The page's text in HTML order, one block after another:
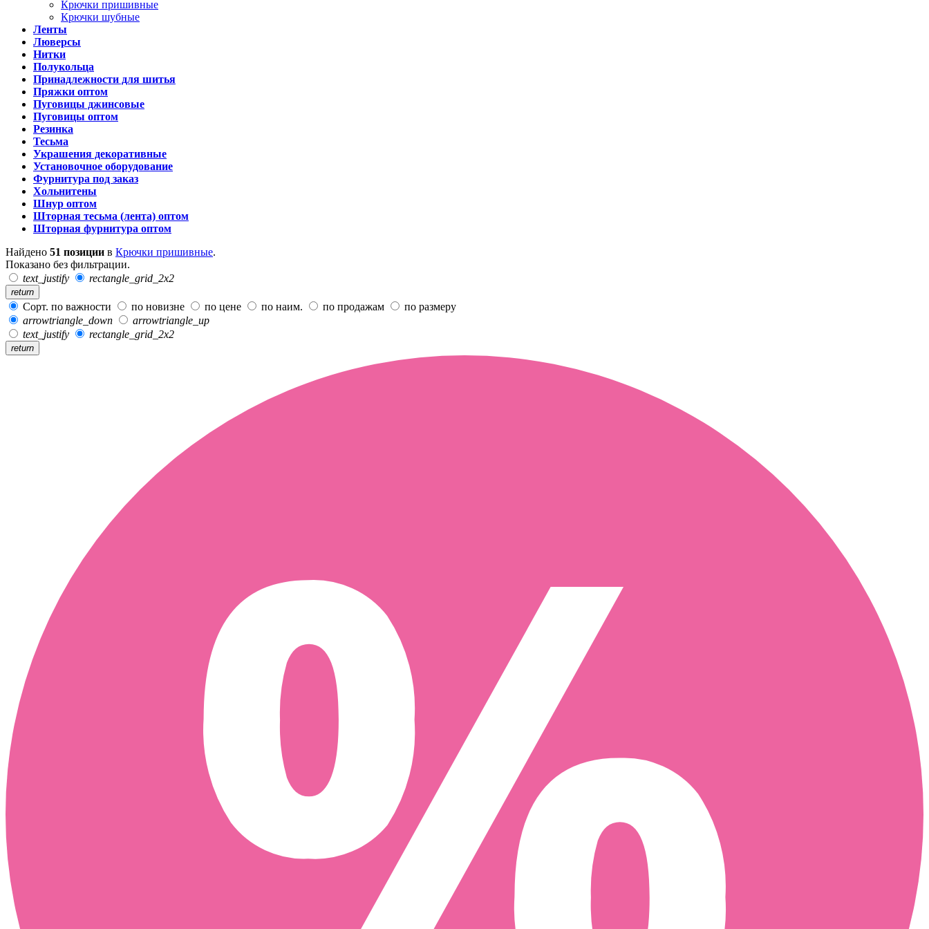
Крючки пришивные
Крючки шубные
Ленты
Люверсы
Нитки
Полукольца
Принадлежности для шитья
Пряжки оптом
Пуговицы джинсовые
Пуговицы оптом
Резинка
Тесьма
Украшения декоративные
Установочное оборудование
Фурнитура под заказ
Хольнитены
Шнур оптом
Шторная тесьма (лента) оптом
Шторная фурнитура оптом
Найдено 51 позиции в Крючки пришивные.
Показано без фильтрации.
text_justify
rectangle_grid_2x2
return
Сорт. по важности по новизне по цене по наим. по продажам
по размеру
arrowtriangle_down
arrowtriangle_up
text_justify
rectangle_grid_2x2
return